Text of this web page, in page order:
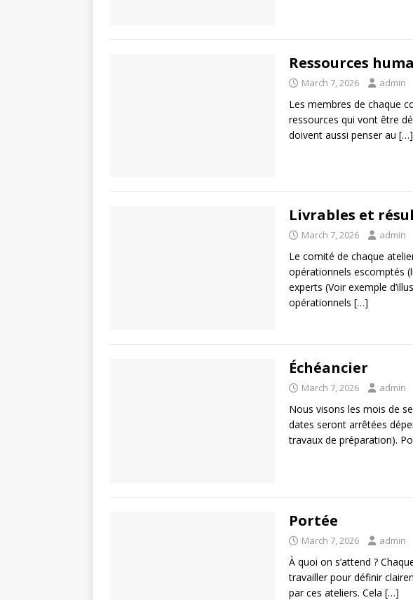
Ressources
March 7, 2026 admin
Les membres de chaque
ressources qui vont être
doivent aussi penser au […]
Livrables et
March 7, 2026 admin
Le comité de chaque
opérationnels escomptés
experts (Voir exemple
opérationnels […]
Échéancier
March 7, 2026 admin
Nous visons les mois de
dates seront arrêtées
travaux de préparation).
Portée
March 7, 2026 admin
À quoi on s’attend ?
travailler pour définir
par ces ateliers. Cela […]